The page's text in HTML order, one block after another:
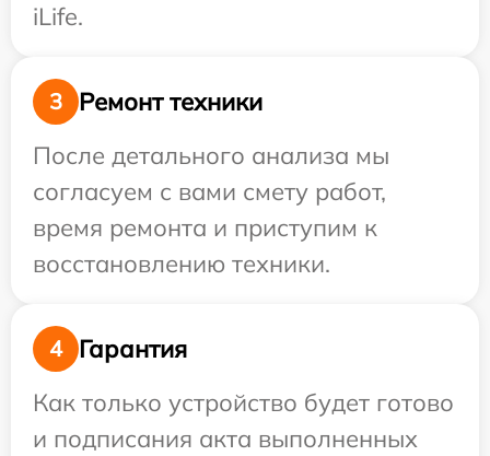
iLife.
3
Ремонт техники
После детального анализа мы
согласуем с вами смету работ,
время ремонта и приступим к
восстановлению техники.
4
Гарантия
Как только устройство будет готово
и подписания акта выполненных